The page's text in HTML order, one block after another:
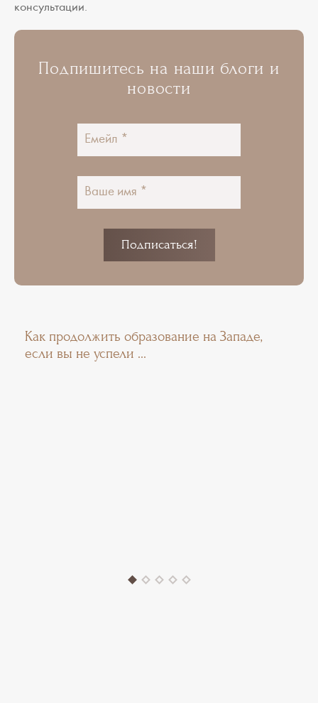
консультации.
Подпишитесь на наши блоги и
новости
Как продолжить образование на Западе,
если вы не успели ...